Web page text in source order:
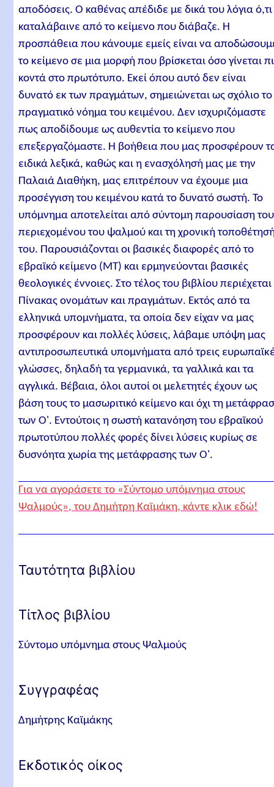
αποδόσεις. Ο καθένας απέδιδε με δικά του λόγια ό,τι
καταλάβαινε από το κείμενο που διάβαζε. Η
προσπάθεια που κάνουμε εμείς είναι να
το κείμενο σε μια μορφή που βρίσκεται όσο γίνεται
κοντά στο πρωτότυπο. Εκεί όπου αυτό δεν είναι
δυνατό εκ των πραγμάτων, σημειώνεται ως σχόλιο το
πραγματικό νόημα του κειμένου. Δεν ισχυριζόμαστε
πως αποδίδουμε ως αυθεντία το κείμενο που
επεξεργαζόμαστε. Η βοήθεια που μας προσφέρουν
ειδικά λεξικά, καθώς και η ενασχόλησή μας με την
Παλαιά Διαθήκη, μας επιτρέπουν να έχουμε μια
προσέγγιση του κειμένου κατά το δυνατό σωστή. Το
υπόμνημα αποτελείται από σύντομη παρουσίαση του
περιεχομένου του ψαλμού και τη χρονική
του. Παρουσιάζονται οι βασικές διαφορές από το
εβραϊκό κείμενο (ΜΤ) και ερμηνεύονται βασικές
θεολογικές έννοιες. Στο τέλος του βιβλίου περιέχεται
Πίνακας ονομάτων και πραγμάτων. Εκτός από τα
ελληνικά υπομνήματα, τα οποία δεν είχαν να μας
προσφέρουν και πολλές λύσεις, λάβαμε υπόψη μας
αντιπροσωπευτικά υπομνήματα από τρεις
γλώσσες, δηλαδή τα γερμανικά, τα γαλλικά και τα
αγγλικά. Βέβαια, όλοι αυτοί οι μελετητές έχουν ως
βάση τους το μασωριτικό κείμενο και όχι τη
των Ο'. Εντούτοις η σωστή κατανόηση του εβραϊκού
πρωτοτύπου πολλές φορές δίνει λύσεις κυρίως σε
δυσνόητα χωρία της μετάφρασης των Ο'.
Για να αγοράσετε το «Σύντομο υπόμνημα στους
Ψαλμούς», του Δημήτρη Καϊμάκη, κάντε κλικ εδώ!
Ταυτότητα βιβλίου
Τίτλος βιβλίου
Σύντομο υπόμνημα στους Ψαλμούς
Συγγραφέας
Δημήτρης Καϊμάκης
Εκδοτικός οίκος